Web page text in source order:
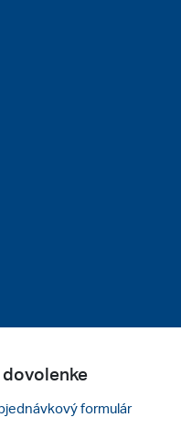
dovolenke
formulár